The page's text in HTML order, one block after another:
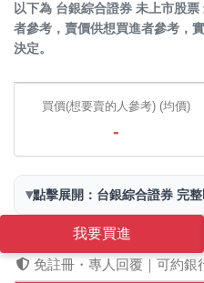
以下為 台銀綜合證券 未上市股票
者參考，賣價供想買進者參考，
決定。
買價(想要賣的人參考) (均價)
-
▾點擊展開：台銀綜合證券 完
我要買進
免註冊・專人回覆｜可約銀